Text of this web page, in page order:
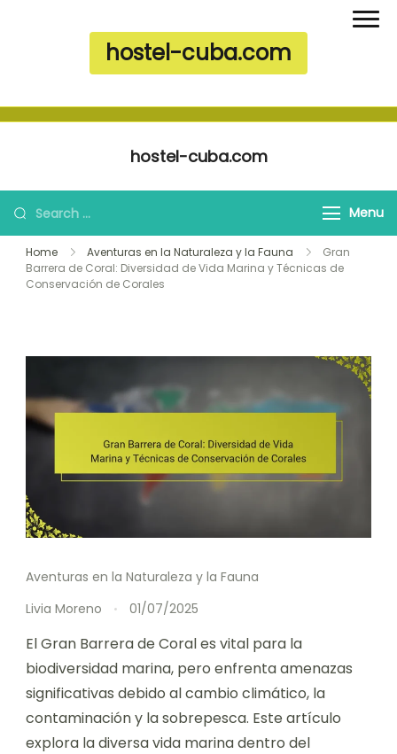
hostel-cuba.com
hostel-cuba.com
Search for: Menu
Home Aventuras en la Naturaleza y la Fauna
Gran
Barrera de Coral: Diversidad de Vida Marina y Técnicas de
Conservación de Corales
Aventuras en la Naturaleza y la Fauna
Livia Moreno
01/07/2025
El Gran Barrera de Coral es vital para la
biodiversidad marina, pero enfrenta amenazas
significativas debido al cambio climático, la
contaminación y la sobrepesca. Este artículo
explora la diversa vida marina dentro del